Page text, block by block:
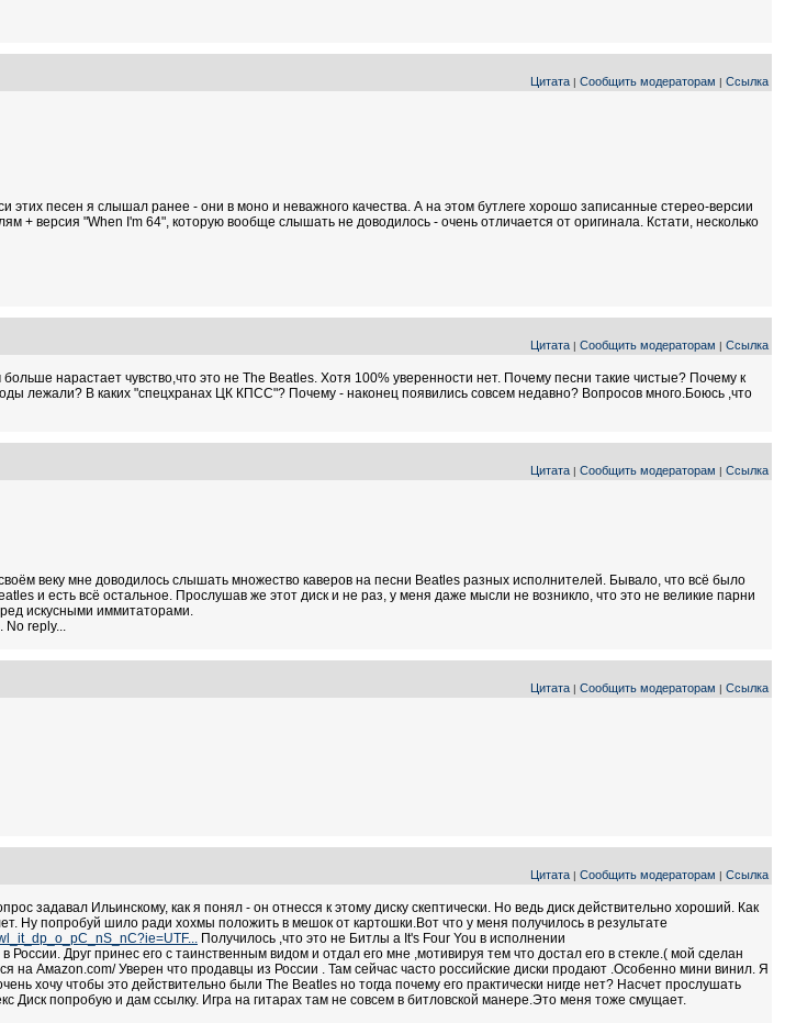
Цитата | Сообщить модераторам | Ссылка
песен я слышал ранее - они в моно и неважного качества. А на этом бутлеге хорошо записанные стерео-версии
+ версия "When I'm 64", которую вообще слышать не доводилось - очень отличается от оригинала. Кстати, несколько
Цитата | Сообщить модераторам | Ссылка
нарастает чувство,что это не The Beatles. Хотя 100% уверенности нет. Почему песни такие чистые? Почему к
лежали? В каких "спецхранах ЦК КПСС"? Почему - наконец появились совсем недавно? Вопросов много.Боюсь ,что
Цитата | Сообщить модераторам | Ссылка
веку мне доводилось слышать множество каверов на песни Beatles разных исполнителей. Бывало, что всё было
и есть всё остальное. Прослушав же этот диск и не раз, у меня даже мысли не возникло, что это не великие парни
искусными иммитаторами.
No reply...
Цитата | Сообщить модераторам | Ссылка
Цитата | Сообщить модераторам | Ссылка
задавал Ильинскому, как я понял - он отнесся к этому диску скептически. Но ведь диск действительно хороший. Как
Ну попробуй шило ради хохмы положить в мешок от картошки.Вот что у меня получилось в результате
Получилось ,что это не Битлы а It's Four You в исполнении
России. Друг принес его с таинственным видом и отдал его мне ,мотивируя тем что достал его в стекле.( мой сделан
на Амаzon.com/ Уверен что продавцы из России . Там сейчас часто российские диски продают .Особенно мини винил. Я
хочу чтобы это действительно были The Beatles но тогда почему его практически нигде нет? Насчет прослушать
Диск попробую и дам ссылку. Игра на гитарах там не совсем в битловской манере.Это меня тоже смущает.